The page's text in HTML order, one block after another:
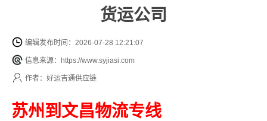
货运公司
编辑发布时间：2026-07-28 12:21:07
信息来源：https://www.syjiasi.com
作者：好运吉通供应链
苏州到文昌物流专线